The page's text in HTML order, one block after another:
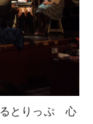
るとりっぷ 心